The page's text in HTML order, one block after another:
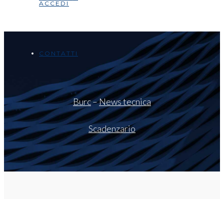
ACCEDI
CONTATTI
Burc–News tecnica
Scadenzario